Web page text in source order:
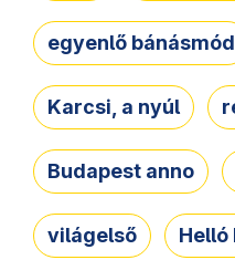
egyenlő bánásmód
Karcsi, a nyúl
Budapest anno
világelső Helló